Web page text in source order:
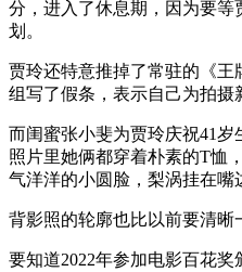
分，进入了休息期，因为要等
划。
贾玲还特意推掉了常驻的《王
组写了假条，表示自己为拍摄
而闺蜜张小斐为贾玲庆祝41岁
照片里她俩都穿着朴素的T恤
气洋洋的小圆脸，梨涡挂在嘴
背影照的轮廓也比以前要清晰
要知道2022年参加电影百花